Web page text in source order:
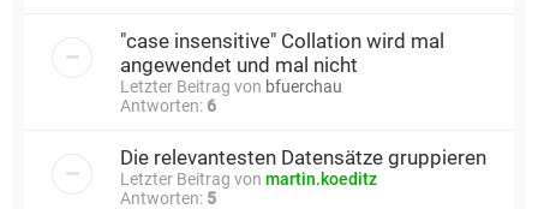
"case insensitive" Collation wird mal
angewendet und mal nicht
Letzter Beitrag von bfuerchau
Antworten: 6
Die relevantesten Datensätze gruppieren
Letzter Beitrag von martin.koeditz
Antworten: 5